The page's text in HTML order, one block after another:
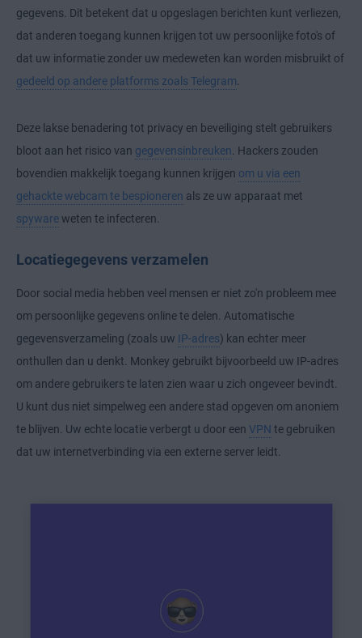
gegevens. Dit betekent dat u opgeslagen berichten kunt verliezen,
dat anderen toegang kunnen krijgen tot uw persoonlijke foto's of
dat uw informatie zonder uw medeweten kan worden misbruikt of
gedeeld op andere platforms zoals Telegram
Deze lakse benadering tot privacy en beveiliging stelt gebruikers
bloot aan het risico van gegevensinbreuken . Hackers zouden
bovendien makkelijk toegang kunnen krijgen om u via een
gehackte webcam te bespioneren als ze uw apparaat met
spywareweten te infecteren.
Locatiegegevens verzamelen
Door social media hebben veel mensen er niet zo'n probleem mee
om persoonlijke gegevens online te delen. Automatische
gegevensverzameling (zoals uw IP-adres) kan echter meer
onthullen dan u denkt. Monkey gebruikt bijvoorbeeld uw IP-adres
om andere gebruikers te laten zien waar u zich ongeveer bevindt.
U kunt dus niet simpelweg een andere stad opgeven om anoniem
te blijven. Uw echte locatie verbergt u door een VPN te gebruiken
dat uw internetverbinding via een externe server leidt.